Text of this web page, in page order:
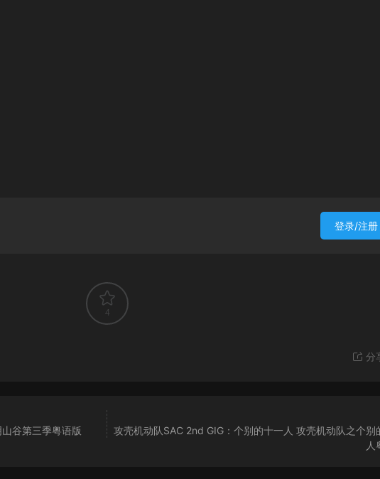
登录/注册
4
分
谷第三季粤语版
攻壳机动队SAC 2nd GIG：个别的十一人 攻壳机动队之个别
人